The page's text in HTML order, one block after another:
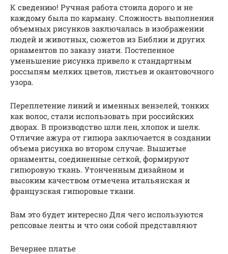
К сведению! Ручная работа стоила дорого и не
каждому была по карману. Сложность выполнения
объемных рисунков заключалась в изображении
людей и животных, сюжетов из Библии и других
орнаментов по заказу знати. Постепенное
уменьшение рисунка привело к стандартным
россыпям мелких цветов, листьев и окантовочного
узора.
Переплетение линий и именных вензелей, тонких
как волос, стали использовать при российских
дворах. В производство шли лен, хлопок и шелк.
Отличие ажура от гипюра заключается в создании
объема рисунка во втором случае. Вышитые
орнаменты, соединенные сеткой, формируют
гипюровую ткань. Утонченным дизайном и
высоким качеством отмечена итальянская и
французская гипюровые ткани.
Вам это будет интересно Для чего используются
репсовые ленты и что они собой представляют
Вечернее платье